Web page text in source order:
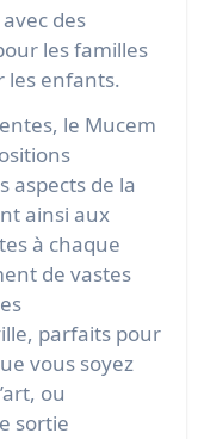
des
les familles
les enfants.
le Mucem
aspects de la
ainsi aux
à chaque
de vastes
parfaits pour
vous soyez
ou
sortie